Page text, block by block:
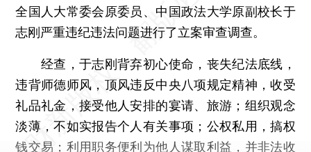
全国人大常委会原委员、中国政法大学原副校长于
志刚严重违纪违法问题进行了立案审查调查。
经查，于志刚背弃初心使命，丧失纪法底线，
违背师德师风，顶风违反中央八项规定精神，收受
礼品礼金，接受他人安排的宴请、旅游；组织观念
淡薄，不如实报告个人有关事项；公权私用，搞权
钱交易；利用职务便利为他人谋取利益，并非法收